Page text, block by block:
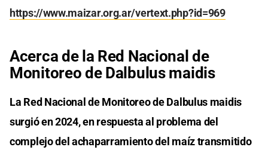
https://www.maizar.org.ar/vertext.php?id=969
Acerca de la Red Nacional de
Monitoreo de Dalbulus maidis
La Red Nacional de Monitoreo de Dalbulus maidis
surgió en 2024, en respuesta al problema del
complejo del achaparramiento del maíz transmitido